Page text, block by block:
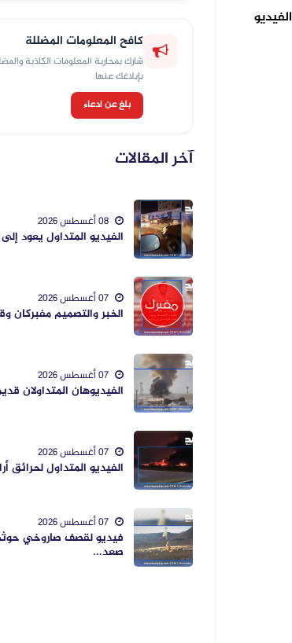
كافح المعلومات المضللة
شارك بمحاربة المعلومات الكاذبة
بإبلاغك عنها.
بلغ عن ادعاء
آخر المقالات
وليس...
عس...
الفيديو المتداول يعود
الخبر والتصميم مفبركان
الفيديوهان المتداولان
الفيديو المتداول لحرائق
فيديو لقصف صاروخي
صعد...